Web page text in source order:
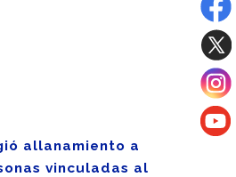
allanamiento a
vinculadas al